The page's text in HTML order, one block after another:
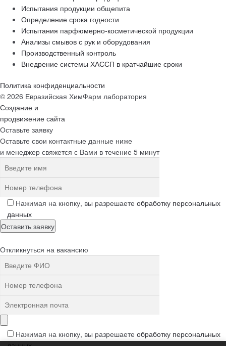
Испытания продукции общепита
Определение срока годности
Испытания парфюмерно-косметической продукции
Анализы смывов с рук и оборудования
Производственный контроль
Внедрение системы ХАССП в кратчайшие сроки
Политика конфиденциальности
© 2026 Евразийская ХимФарм лаборатория
Создание и
продвижение сайта
Оставьте заявку
Оставьте свои контактные данные ниже
и менеджер свяжется с Вами в течение 5 минут
Нажимая на кнопку, вы разрешаете обработку персональных
данных
Откликнуться на вакансию
Нажимая на кнопку, вы разрешаете обработку персональных